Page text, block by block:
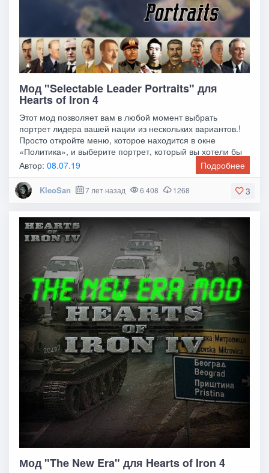
Мод "Selectable Leader Portraits" для
Hearts of Iron 4
Этот мод позволяет вам в любой момент выбрать
портрет лидера вашей нации из нескольких вариантов.!
Просто откройте меню, которое находится в окне
«Политика», и выберите портрет, который вы хотели бы
Автор:08.07.19 Подробнее
3
KleoSan 7 лет назад 6 408 1268
Мод "The New Era" для Hearts of Iron 4